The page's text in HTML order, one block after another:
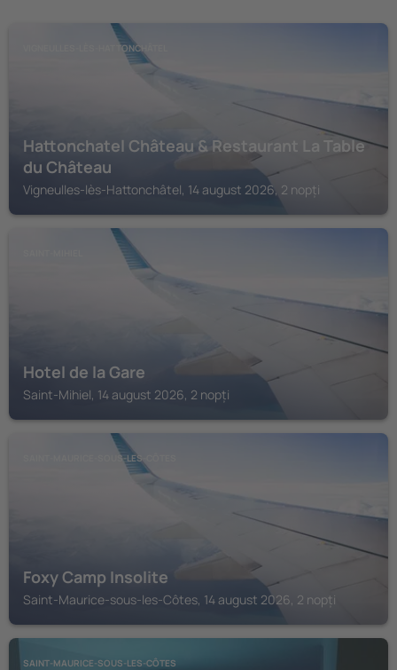
VIGNEULLES-LÈS-HATTONCHÂTEL
Hattonchatel Château & Restaurant La Table
du Château
Vigneulles-lès-Hattonchâtel, 14 august 2026, 2 nopți
Hotel de la Gare
Saint-Mihiel, 14 august 2026, 2 nopți
SAINT-MAURICE-SOUS-LES-CÔTES
Foxy Camp Insolite
Saint-Maurice-sous-les-Côtes, 14 august 2026, 2 nopți
SAINT-MAURICE-SOUS-LES-CÔTES